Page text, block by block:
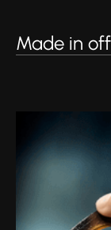
Made in